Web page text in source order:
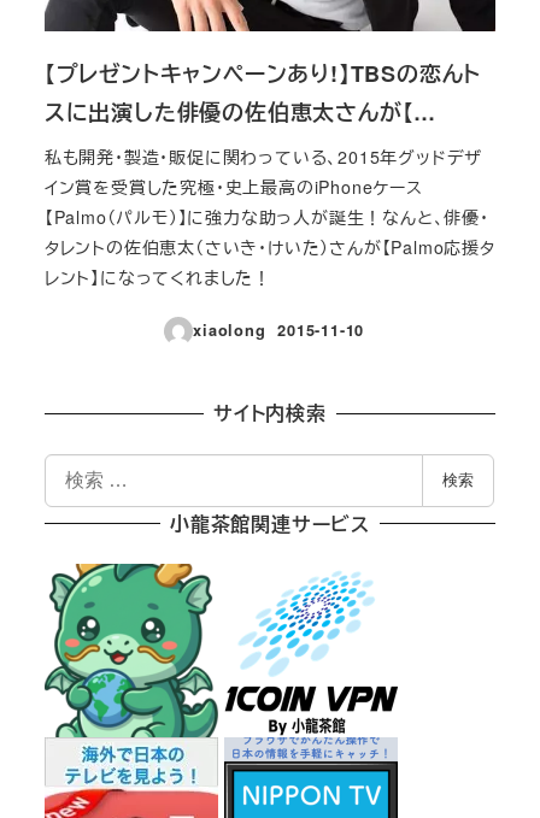
【プレゼントキャンペーンあり!】TBSの恋んト
スに出演した俳優の佐伯恵太さんが【…
私も開発・製造・販促に関わっている、2015年グッドデザ
イン賞を受賞した究極・史上最高のiPhoneケース
【Palmo（パルモ）】に強力な助っ人が誕生！なんと、俳優・
タレントの佐伯恵太（さいき・けいた）さんが【Palmo応援タ
レント】になってくれました！
xiaolong
投稿日
2015-11-10
サイト内検索
検
索
検索
小龍茶館関連サービス